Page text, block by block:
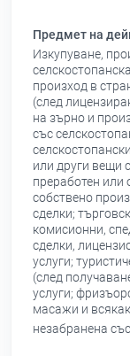
Предмет на
Изкупуване,
произход в
(след
на зърно и
със
или други вещи
преработен или
собствено
сделки;
комисионни,
сделки,
услуги;
(след
услуги;
масажи и
незабранена със